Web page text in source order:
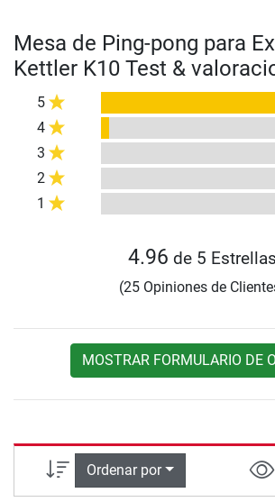
Mesa de Ping-pong para
Kettler K10 Test &
5
4
3
2
1
4.96 de 5 Estrellas
(25 Opiniones de
MOSTRAR FORMULARIO DE
Ordenar por